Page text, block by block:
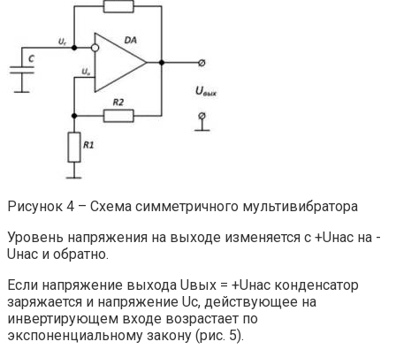
Рисунок 4 – Схема симметричного мультивибратора
Уровень напряжения на выходе изменяется с +Uнас на -
Uнас и обратно.
Если напряжение выхода Uвых = +Uнас конденсатор
заряжается и напряжение Uс, действующее на
инвертирующем входе возрастает по
экспоненциальному закону (рис. 5).